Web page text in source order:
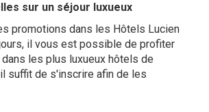
sur un séjour luxueux
promotions dans les Hôtels Lucien
il vous est possible de profiter
les plus luxueux hôtels de
suffit de s'inscrire afin de les